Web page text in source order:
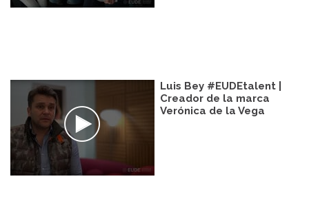
Luis Bey #EUDEtalent |
Creador de la marca
Verónica de la Vega